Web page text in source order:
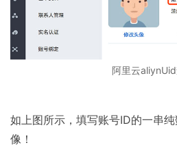
阿里云
如上图所示，填写账号ID的一串
像！